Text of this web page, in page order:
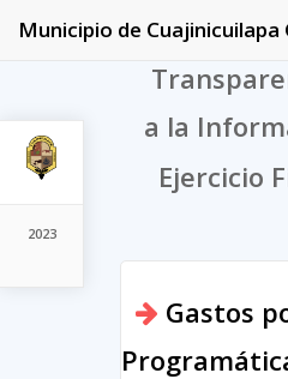
2023
Municipio de Cuajinicuilapa
a la
Ejercicio
Gastos